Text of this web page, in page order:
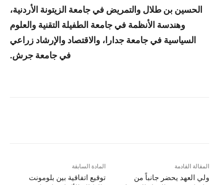
الحسين بن طلال والتمريض في جامعة الزيتونة الأردنية،
وهندسة الأنظمة في جامعة الطفيلة التقنية والعلوم
السياسية في جامعة جدارا، والاقتصاد والإرشاد زراعي
في جامعة جرش.
المادة السابقة
توقيع اتفاقية بين بلومونت
المقالة القادمة
ولي العهد يحضر جانباً من